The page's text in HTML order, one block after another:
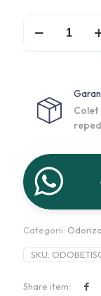
Categorii:
SKU:
Share item: